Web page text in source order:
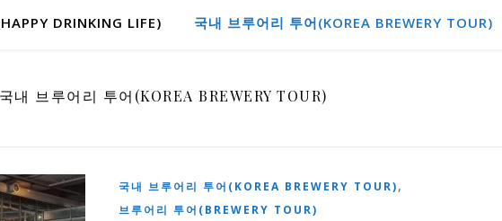
DRINKING LIFE) 국내 브루어리 투어(KOREA BREWERY TOUR)
국내 브루어리 투어(KOREA BREWERY TOUR)
국내 브루어리 투어(KOREA BREWERY TOUR),
브루어리 투어(BREWERY TOUR)